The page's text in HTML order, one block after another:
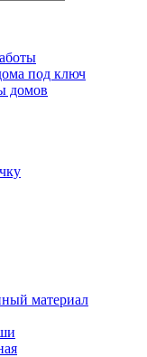
под ключ
домов
материал